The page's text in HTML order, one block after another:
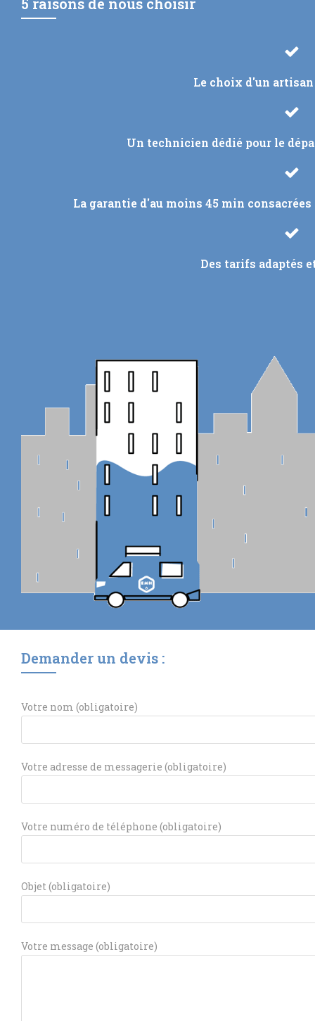
Le choix d'un
Un technicien dédié pour le
La garantie d'au moins 45 min
Des tarifs adaptés
Demander un devis :
Votre nom (obligatoire)
Votre adresse de messagerie (obligatoire)
Votre numéro de téléphone (obligatoire)
Objet (obligatoire)
Votre message (obligatoire)